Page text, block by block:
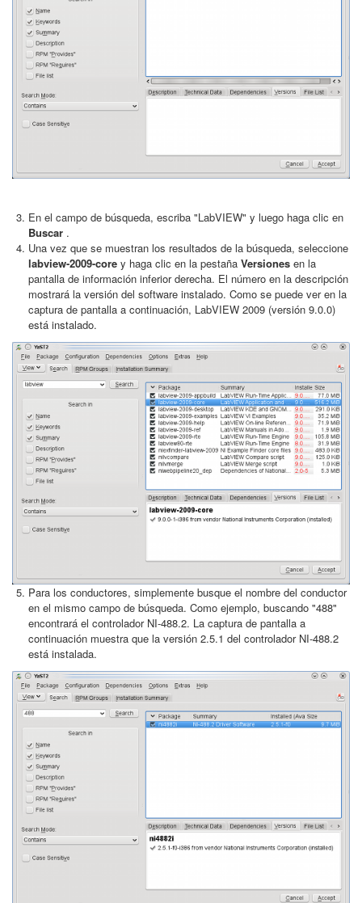
En el campo de búsqueda, escriba "LabVIEW" y luego haga clic en
Buscar .
Una vez que se muestran los resultados de la búsqueda, seleccione
labview-2009-core y haga clic en la pestaña Versiones en la
pantalla de información inferior derecha. El número en la descripción
mostrará la versión del software instalado. Como se puede ver en la
captura de pantalla a continuación, LabVIEW 2009 (versión 9.0.0)
está instalado.
Para los conductores, simplemente busque el nombre del conductor
en el mismo campo de búsqueda. Como ejemplo, buscando "488"
encontrará el controlador NI-488.2. La captura de pantalla a
continuación muestra que la versión 2.5.1 del controlador NI-488.2
está instalada.